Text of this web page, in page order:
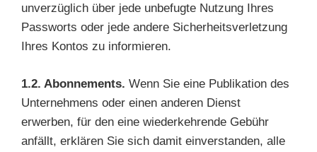
unverzüglich über jede unbefugte Nutzung Ihres
Passworts oder jede andere Sicherheitsverletzung
Ihres Kontos zu informieren.
1.2. Abonnements. Wenn Sie eine Publikation des
Unternehmens oder einen anderen Dienst
erwerben, für den eine wiederkehrende Gebühr
anfällt, erklären Sie sich damit einverstanden, alle